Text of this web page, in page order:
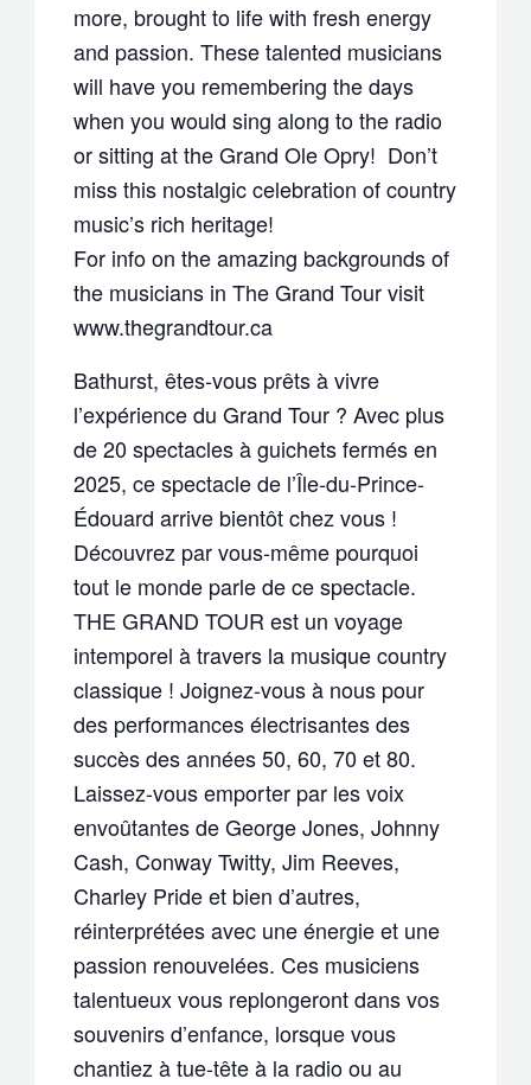
more, brought to life with fresh energy
and passion. These talented musicians
will have you remembering the days
when you would sing along to the radio
or sitting at the Grand Ole Opry! Don’t
miss this nostalgic celebration of country
music’s rich heritage!
For info on the amazing backgrounds of
the musicians in The Grand Tour visit
www.thegrandtour.ca
Bathurst, êtes-vous prêts à vivre
l’expérience du Grand Tour ? Avec plus
de 20 spectacles à guichets fermés en
2025, ce spectacle de l’Île-du-Prince-
Édouard arrive bientôt chez vous !
Découvrez par vous-même pourquoi
tout le monde parle de ce spectacle.
THE GRAND TOUR est un voyage
intemporel à travers la musique country
classique ! Joignez-vous à nous pour
des performances électrisantes des
succès des années 50, 60, 70 et 80.
Laissez-vous emporter par les voix
envoûtantes de George Jones, Johnny
Cash, Conway Twitty, Jim Reeves,
Charley Pride et bien d’autres,
réinterprétées avec une énergie et une
passion renouvelées. Ces musiciens
talentueux vous replongeront dans vos
souvenirs d’enfance, lorsque vous
chantiez à tue-tête à la radio ou au